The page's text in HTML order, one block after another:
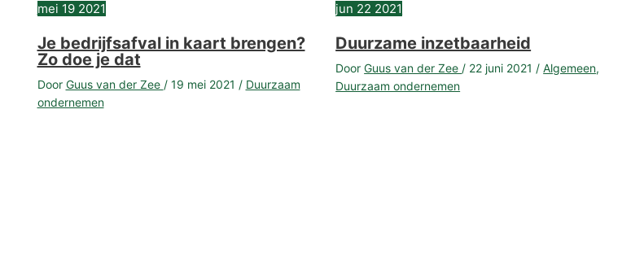
mei 19 2021
Je bedrijfsafval in kaart brengen?
Zo doe je dat
Door Guus van der Zee / 19 mei 2021 / Duurzaam
ondernemen
jun 22 2021
Duurzame inzetbaarheid
DoorGuus van der Zee / 22 juni 2021 /Algemeen,
Duurzaam ondernemen